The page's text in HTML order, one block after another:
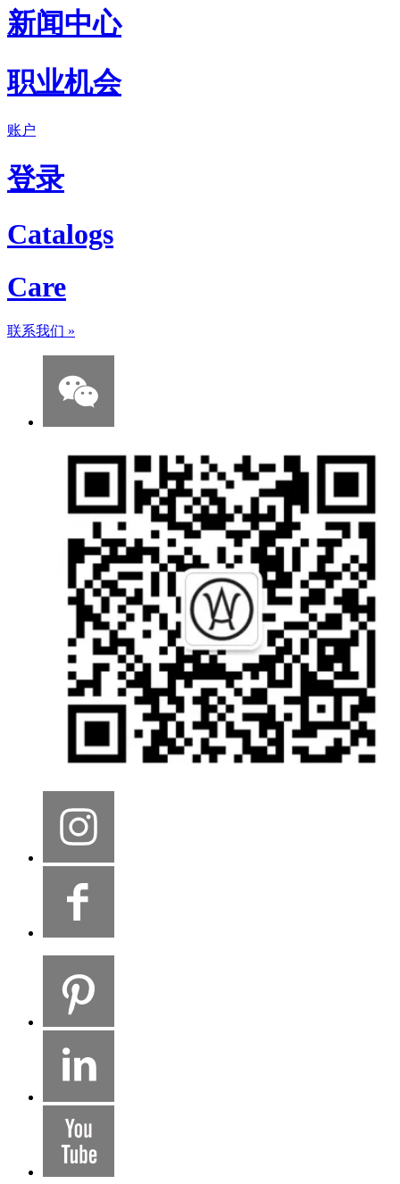
新闻中心
职业机会
账户
登录
Catalogs
Care
联系我们 »